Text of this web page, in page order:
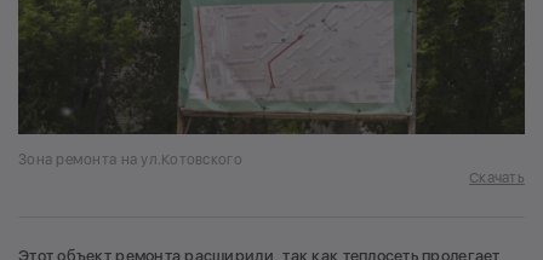
Зона ремонта на ул.Котовского
Скачать
Этот объект ремонта расширили, так как теплосеть пролегает